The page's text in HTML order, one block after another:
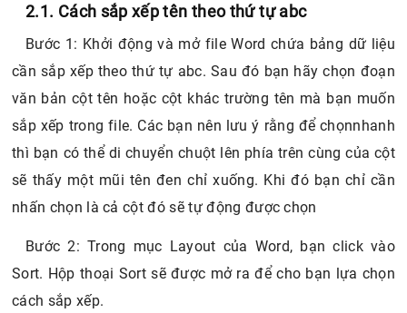
2.1. Cách sắp xếp tên theo thứ tự abc
Bước 1: Khởi động và mở file Word chứa bảng dữ liệu
cần sắp xếp theo thứ tự abc. Sau đó bạn hãy chọn đoạn
văn bản cột tên hoặc cột khác trường tên mà bạn muốn
sắp xếp trong file. Các bạn nên lưu ý rằng để chọnnhanh
thì bạn có thể di chuyển chuột lên phía trên cùng của cột
sẽ thấy một mũi tên đen chỉ xuống. Khi đó bạn chỉ cần
nhấn chọn là cả cột đó sẽ tự động được chọn
Bước 2: Trong mục Layout của Word, bạn click vào
Sort. Hộp thoại Sort sẽ được mở ra để cho bạn lựa chọn
cách sắp xếp.